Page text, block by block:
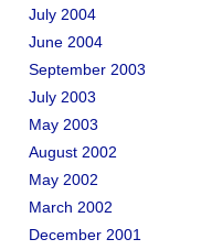
July 2004
June 2004
September 2003
July 2003
May 2003
August 2002
May 2002
March 2002
December 2001